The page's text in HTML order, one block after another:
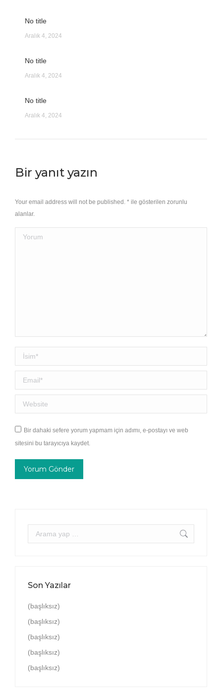
No title
Aralık 4, 2024
No title
Aralık 4, 2024
No title
Aralık 4, 2024
Bir yanıt yazın
Your email address will not be published. * ile gösterilen zorunlu
alanlar.
Yorum
İsim *
Email *
Website
Bir dahaki sefere yorum yapmam için adımı, e-postayı ve web
sitesini bu tarayıcıya kaydet.
Yorum Gönder
Arama:
Son Yazılar
(başlıksız)
(başlıksız)
(başlıksız)
(başlıksız)
(başlıksız)